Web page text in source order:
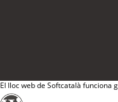
El lloc web de Softcatalà funciona